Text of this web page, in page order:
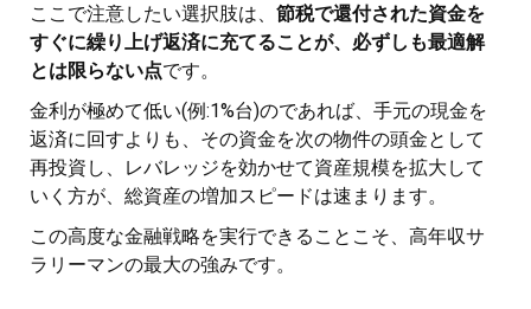
ここで注意したい選択肢は、 節税で還付された資金を
すぐに繰り上げ返済に充てることが、必ずしも最適解
とは限らない点です。
金利が極めて低い(例:1%台)のであれば、手元の現金を
返済に回すよりも、その資金を次の物件の頭金として
再投資し、レバレッジを効かせて資産規模を拡大して
いく方が、総資産の増加スピードは速まります。
この高度な金融戦略を実行できることこそ、高年収サ
ラリーマンの最大の強みです。